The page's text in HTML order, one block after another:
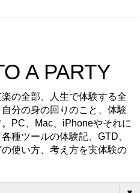
A PARTY
の全部、人生で体験する全
分の身の回りのこと、体験
PC、Mac、iPhoneやそれに
種ツールの体験記、GTD、
使い方、考え方を実体験の